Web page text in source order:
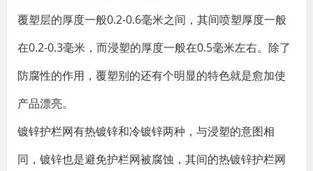
覆塑层的厚度一般0.2-0.6毫米之间，其间喷塑厚度一般
在0.2-0.3毫米，而浸塑的厚度一般在0.5毫米左右。除了
防腐性的作用，覆塑别的还有个明显的特色就是愈加使
产品漂亮。
镀锌护栏网有热镀锌和冷镀锌两种，与浸塑的意图相
同，镀锌也是避免护栏网被腐蚀，其间的热镀锌护栏网